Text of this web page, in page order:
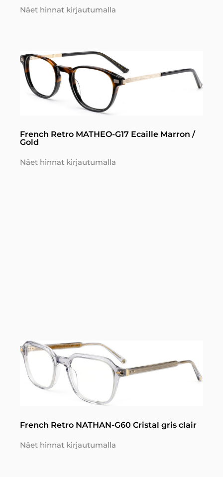
Näet hinnat kirjautumalla
French Retro MATHEO-G17 Ecaille Marron /
Gold
Näet hinnat kirjautumalla
French Retro NATHAN-G60 Cristal gris clair
Näet hinnat kirjautumalla